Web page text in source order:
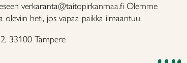
verkaranta@taitopirkanmaa.fi Olemme
oleviin heti, jos vapaa paikka ilmaantuu.
33100 Tampere